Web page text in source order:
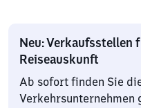
Neu: Verkaufsstellen
Reiseauskunft
Ab sofort finden Sie
Verkehrsunternehmen